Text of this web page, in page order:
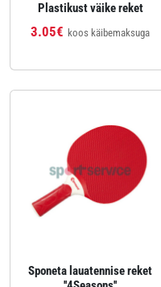
Plastikust väike reket
3.05€ koos käibemaksuga
Sponeta lauatennise reket